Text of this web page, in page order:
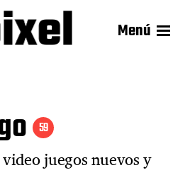
Menú
59
juegos nuevos y